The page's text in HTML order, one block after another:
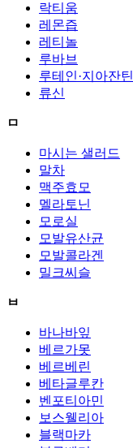
락티움
레몬즙
레티놀
루바브
루테인·지아잔틴
류신
ㅁ
마시는 샐러드
말차
맥주효모
멜라토닌
모로실
모발유산균
모발콜라겐
밀크씨슬
ㅂ
바나바잎
베르가못
베르베린
베타글루칸
벤포티아민
보스웰리아
블랙마카